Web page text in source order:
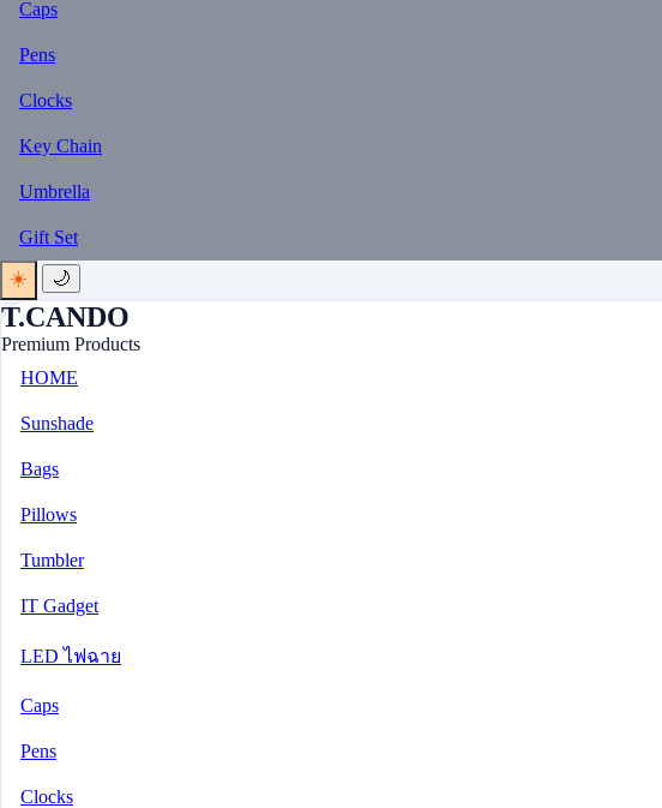
Caps
Pens
Clocks
Key Chain
Umbrella
Gift Set
☀️
🌙
T.CANDO
Premium Products
HOME
Sunshade
Bags
Pillows
Tumbler
IT Gadget
LED ไฟฉาย
Caps
Pens
Clocks